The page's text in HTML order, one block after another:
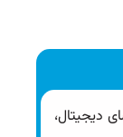
دیجیتال،